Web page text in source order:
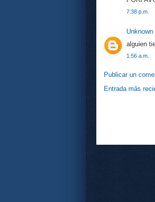
7:38 p.m.
Unknown
alguien
1:56 a.m.
Publicar un
Entrada más